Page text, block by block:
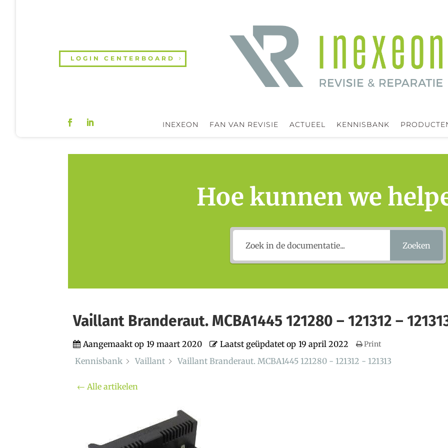
LOGIN CENTERBOARD
INEXEON FAN VAN REVISIE ACTUEEL KENNISBANK
Hoe kunnen we
Zoeken
Vaillant Branderaut. MCBA1445 121280 – 121312 –
Aangemaakt op 19 maart 2020 Laatst geüpdatet op 19 april 2022 Print
Kennisbank Vaillant Vaillant Branderaut. MCBA1445 121280 - 121312 - 121313
← Alle artikelen